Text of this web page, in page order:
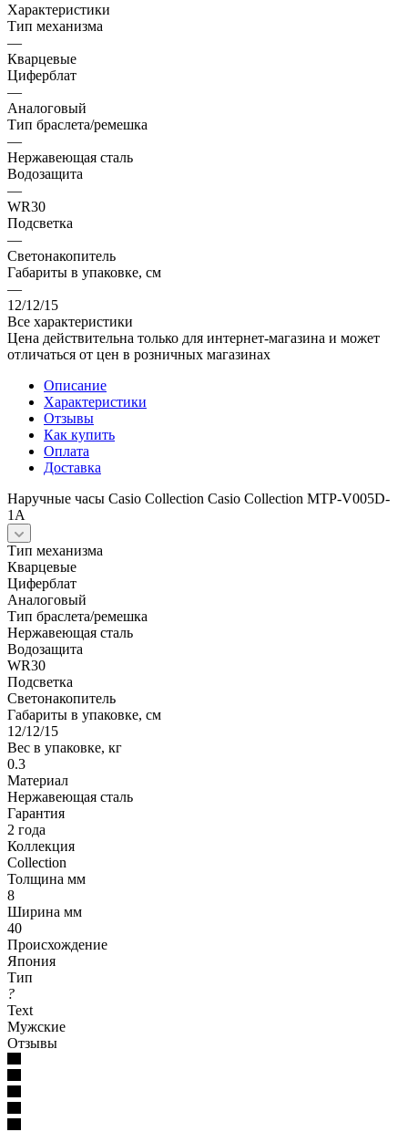
Характеристики
Тип механизма
—
Кварцевые
Циферблат
—
Аналоговый
Тип браслета/ремешка
—
Нержавеющая сталь
Водозащита
—
WR30
Подсветка
—
Светонакопитель
Габариты в упаковке, см
—
12/12/15
Все характеристики
Цена действительна только для интернет-магазина и может
отличаться от цен в розничных магазинах
Описание
Характеристики
Отзывы
Как купить
Оплата
Доставка
Наручные часы Casio Collection Casio Collection MTP-V005D-
1A
Тип механизма
Кварцевые
Циферблат
Аналоговый
Тип браслета/ремешка
Нержавеющая сталь
Водозащита
WR30
Подсветка
Светонакопитель
Габариты в упаковке, см
12/12/15
Вес в упаковке, кг
0.3
Материал
Нержавеющая сталь
Гарантия
2 года
Коллекция
Collection
Толщина мм
8
Ширина мм
40
Происхождение
Япония
Тип
?
Text
Мужские
Отзывы